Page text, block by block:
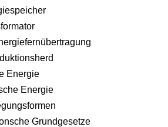
Energie
Energie
Grundgesetze